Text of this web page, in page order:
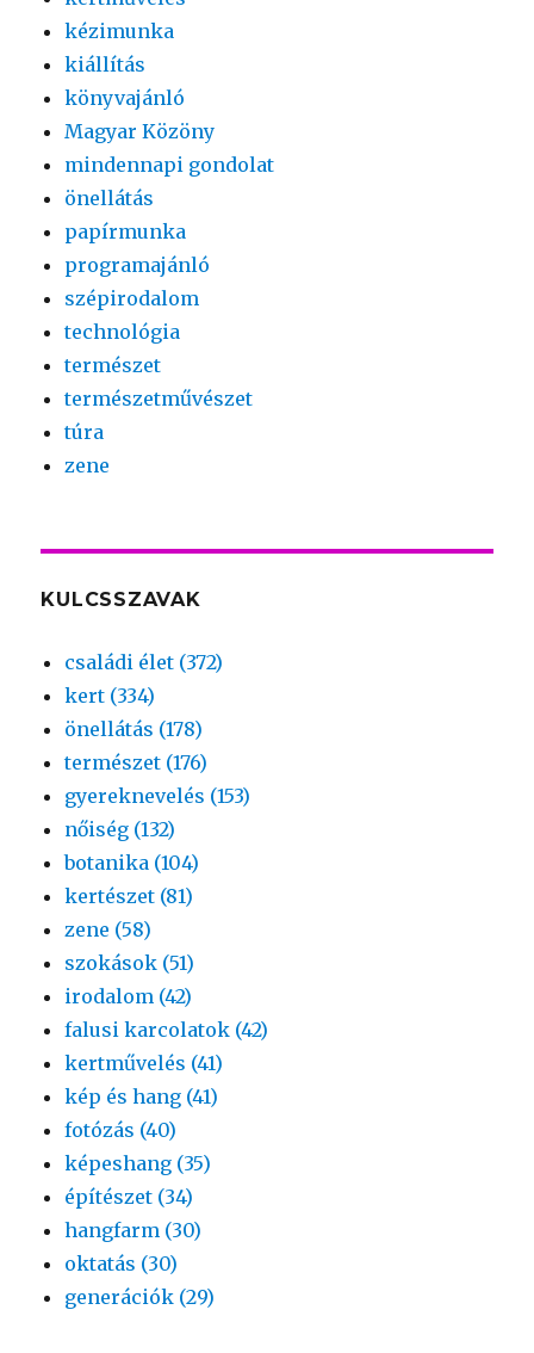
kézimunka
kiállítás
könyvajánló
Magyar Közöny
mindennapi gondolat
önellátás
papírmunka
programajánló
szépirodalom
technológia
természet
természetművészet
túra
zene
KULCSSZAVAK
családi élet (372)
kert (334)
önellátás (178)
természet (176)
gyereknevelés (153)
nőiség (132)
botanika (104)
kertészet (81)
zene (58)
szokások (51)
irodalom (42)
falusi karcolatok (42)
kertművelés (41)
kép és hang (41)
fotózás (40)
képeshang (35)
építészet (34)
hangfarm (30)
oktatás (30)
generációk (29)